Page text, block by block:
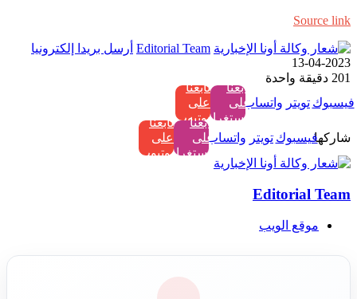
Source link
Editorial Team أرسل بريدا إلكترونيا
2023-04-13
201 دقيقة واحدة
فيسبوك تويتر واتساب
تابعنا
على
إنستغرام
تابعنا
على
يوتيوب
شاركهافيسبوك تويتر واتساب
تابعنا
على
إنستغرام
تابعنا
على
يوتيوب
Editorial Team
موقع الويب